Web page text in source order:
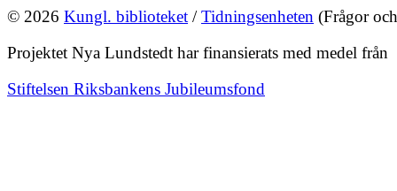
© 2026 Kungl. biblioteket /Tidningsenheten (Frågor
Projektet Nya Lundstedt har finansierats med medel från
Stiftelsen Riksbankens Jubileumsfond